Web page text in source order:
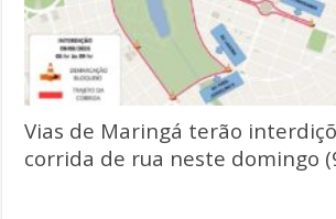
Vias de Maringá terão
corrida de rua neste domingo